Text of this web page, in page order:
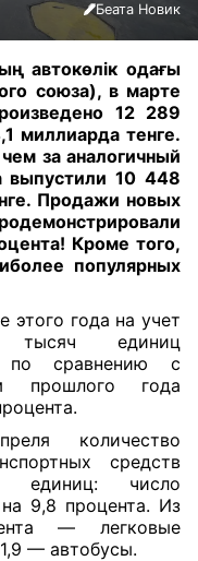
Беата Новик
автокөлік одағы
союза), в марте
12 289
миллиарда тенге.
за аналогичный
выпустили 10 448
Продажи новых
Кроме того,
популярных
этого года на учет
единиц
по сравнению с
прошлого года
количество
средств
единиц: число
9,8 процента. Из
— легковые
— автобусы.